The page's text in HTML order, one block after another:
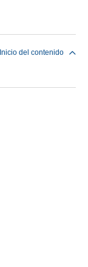
Inicio del contenido